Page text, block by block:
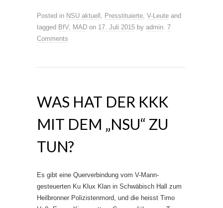
Posted in NSU aktuell Presstituierte V-Leute and
tagged BfV, MAD on 17. Juli 2015 by admin 7
Comments
WAS HAT DER KKK
MIT DEM „NSU“ ZU
TUN?
Es gibt eine Querverbindung vom V-Mann-
gesteuerten Ku Klux Klan in Schwäbisch Hall zum
Heilbronner Polizistenmord, und die heisst Timo